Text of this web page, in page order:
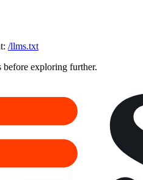
/llms.txt
before exploring further.